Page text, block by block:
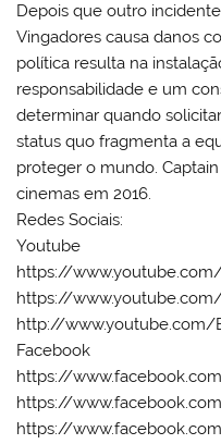
Depois que outro
Vingadores causa danos
política resulta na
responsabilidade e um
determinar quando
status quo fragmenta a
proteger o mundo.
cinemas em 2016.
Redes Sociais:
Youtube
https://
https://
http://www.youtube.com/
Facebook
https://
https://
https://